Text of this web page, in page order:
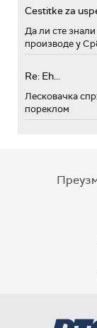
Cestitke za
Да ли сте
производе у
Re: Eh...
Лесковачка
пореклом